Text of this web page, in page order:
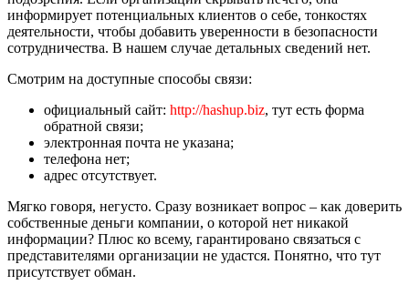
информирует потенциальных клиентов о себе, тонкостях
деятельности, чтобы добавить уверенности в безопасности
сотрудничества. В нашем случае детальных сведений нет.
Смотрим на доступные способы связи:
официальный сайт: http://hashup.biz, тут есть форма
обратной связи;
электронная почта не указана;
телефона нет;
адрес отсутствует.
Мягко говоря, негусто. Сразу возникает вопрос – как доверить
собственные деньги компании, о которой нет никакой
информации? Плюс ко всему, гарантировано связаться с
представителями организации не удастся. Понятно, что тут
присутствует обман.